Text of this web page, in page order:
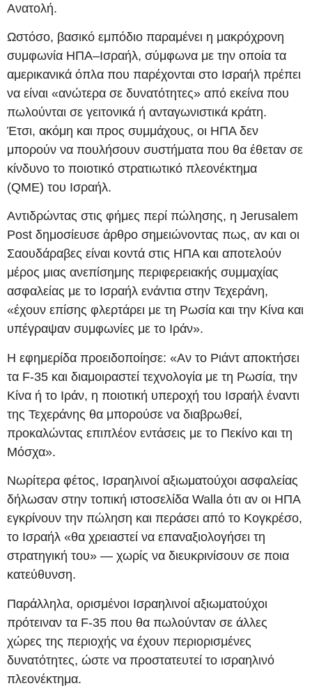
Ανατολή.
Ωστόσο, βασικό εμπόδιο παραμένει η μακρόχρονη
συμφωνία ΗΠΑ–Ισραήλ, σύμφωνα με την οποία τα
αμερικανικά όπλα που παρέχονται στο Ισραήλ πρέπει
να είναι «ανώτερα σε δυνατότητες» από εκείνα που
πωλούνται σε γειτονικά ή ανταγωνιστικά κράτη.
Έτσι, ακόμη και προς συμμάχους, οι ΗΠΑ δεν
μπορούν να πουλήσουν συστήματα που θα έθεταν σε
κίνδυνο το ποιοτικό στρατιωτικό πλεονέκτημα
(QME) του Ισραήλ.
Αντιδρώντας στις φήμες περί πώλησης, η Jerusalem
Post δημοσίευσε άρθρο σημειώνοντας πως, αν και οι
Σαουδάραβες είναι κοντά στις ΗΠΑ και αποτελούν
μέρος μιας ανεπίσημης περιφερειακής συμμαχίας
ασφαλείας με το Ισραήλ ενάντια στην Τεχεράνη,
«έχουν επίσης φλερτάρει με τη Ρωσία και την Κίνα και
υπέγραψαν συμφωνίες με το Ιράν».
Η εφημερίδα προειδοποίησε: «Αν το Ριάντ αποκτήσει
τα F-35 και διαμοιραστεί τεχνολογία με τη Ρωσία, την
Κίνα ή το Ιράν, η ποιοτική υπεροχή του Ισραήλ έναντι
της Τεχεράνης θα μπορούσε να διαβρωθεί,
προκαλώντας επιπλέον εντάσεις με το Πεκίνο και τη
Μόσχα».
Νωρίτερα φέτος, Ισραηλινοί αξιωματούχοι ασφαλείας
δήλωσαν στην τοπική ιστοσελίδα Walla ότι αν οι ΗΠΑ
εγκρίνουν την πώληση και περάσει από το Κογκρέσο,
το Ισραήλ «θα χρειαστεί να επαναξιολογήσει τη
στρατηγική του» — χωρίς να διευκρινίσουν σε ποια
κατεύθυνση.
Παράλληλα, ορισμένοι Ισραηλινοί αξιωματούχοι
πρότειναν τα F-35 που θα πωλούνταν σε άλλες
χώρες της περιοχής να έχουν περιορισμένες
δυνατότητες, ώστε να προστατευτεί το ισραηλινό
πλεονέκτημα.